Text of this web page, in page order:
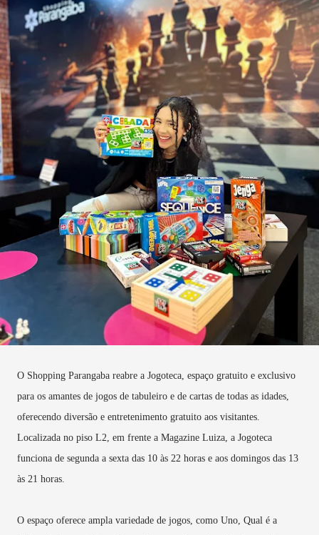
O Shopping Parangaba reabre a Jogoteca, espaço gratuito e exclusivo
para os amantes de jogos de tabuleiro e de cartas de todas as idades,
oferecendo diversão e entretenimento gratuito aos visitantes.
Localizada no piso L2, em frente a Magazine Luiza, a Jogoteca
funciona de segunda a sexta das 10 às 22 horas e aos domingos das 13
às 21 horas.
O espaço oferece ampla variedade de jogos, como Uno, Qual é a